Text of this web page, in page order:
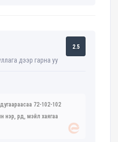
2.5
дээр гарна уу
72-102-102
нэр, рд, мэйл хаягаа